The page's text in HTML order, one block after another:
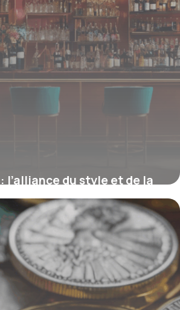
l’alliance du style et de la
vos espaces